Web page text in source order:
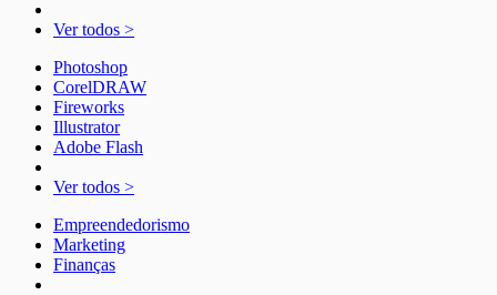
Ver todos >
Photoshop
CorelDRAW
Fireworks
Illustrator
Adobe Flash
Ver todos >
Empreendedorismo
Marketing
Finanças